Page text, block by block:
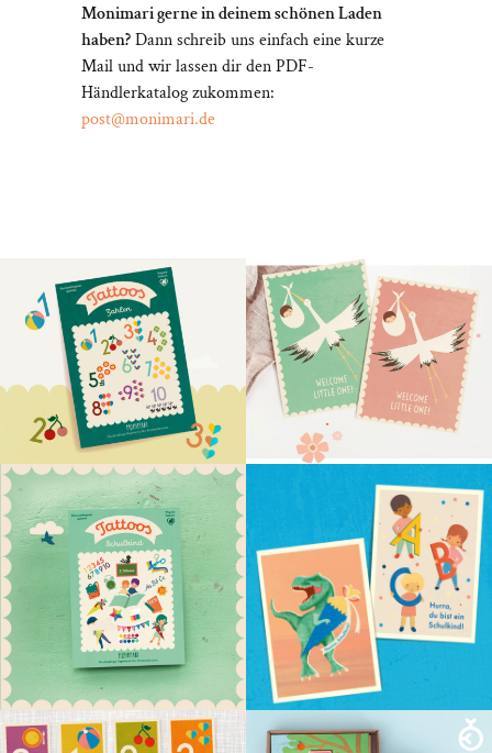
Monimari gerne in deinem schönen Laden
haben?Dann schreib uns einfach eine kurze
Mail und wir lassen dir den PDF-
Händlerkatalog zukommen:
post@monimari.de